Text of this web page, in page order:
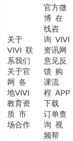
关于
VIVI
联
系我们
关于官
网
各
地VIVI
教育资
质 市
场合作
官方微
博 在
线咨
询 VIVI
资讯网
意见反
馈 购
课流
程 APP
下载
订单查
询 视
频帮